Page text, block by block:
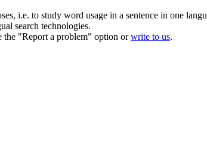
i.e. to study word usage in a sentence in one
search technologies.
the "Report a problem" option orwrite to us.